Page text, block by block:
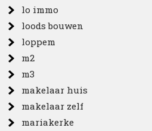
lo immo
loods bouwen
loppem
m2
m3
makelaar huis
makelaar zelf
mariakerke